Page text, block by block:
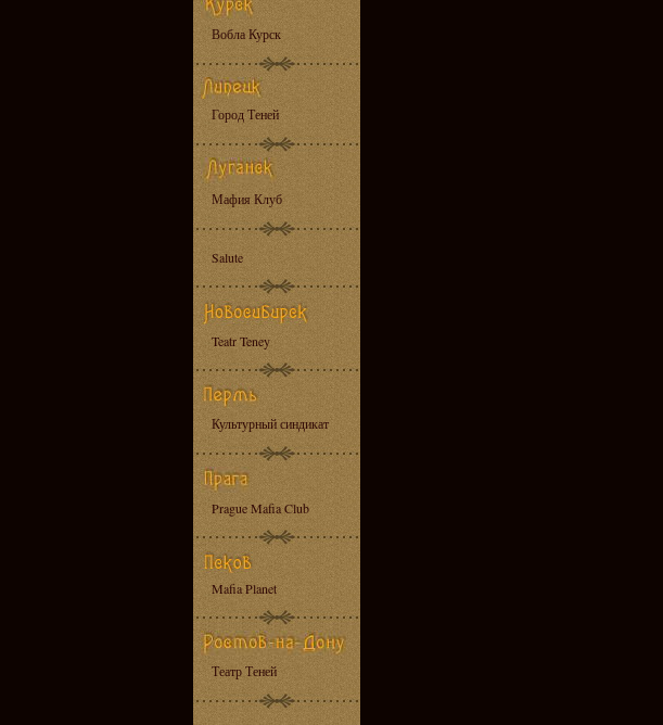
Вобла Курск
Город Теней
Мафия Клуб
Salute
Teatr Teney
Культурный синдикат
Prague Mafia Club
Mafia Planet
Театр Теней